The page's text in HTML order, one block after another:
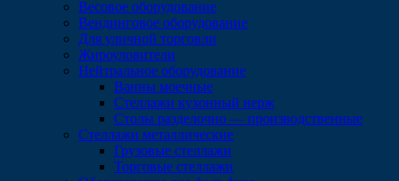
Весовое оборудование
Вендинговое оборудование
Для уличной торговли
Жироуловители
Нейтральное оборудование
Ванны моечные
Стеллажи кухонный нерж
Столы разделочно — производственные
Стеллажи металлические
Грузовые стеллажи
Торговые стеллажи